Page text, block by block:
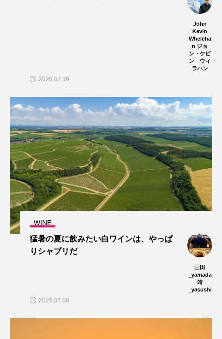
John
Kevin
Wheleha
n ジョ
ン・ケビ
ン ウィ
ラハン
2026.07.16
WINE
猛暑の夏に飲みたい白ワインは、やっぱ
りシャブリだ
山田
_yamada
靖
_yasushi
2026.07.08